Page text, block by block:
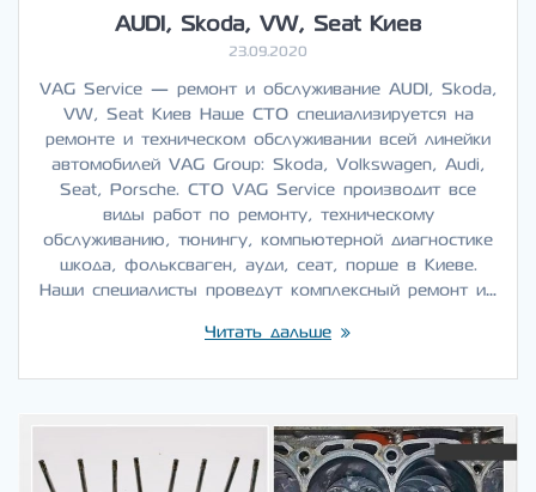
AUDI, Skoda, VW, Seat Киев
23.09.2020
VAG Service — ремонт и обслуживание AUDI, Skoda,
VW, Seat Киев Наше СТО специализируется на
ремонте и техническом обслуживании всей линейки
автомобилей VAG Group: Skoda, Volkswagen, Audi,
Seat, Porsche. СТО VAG Service производит все
виды работ по ремонту, техническому
обслуживанию, тюнингу, компьютерной диагностике
шкода, фольксваген, ауди, сеат, порше в Киеве.
Наши специалисты проведут комплексный ремонт и…
Читать дальше